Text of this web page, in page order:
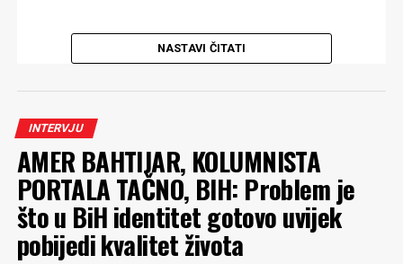
MONITOR:Zbog gradnje hotelskog kompleksa
kompanije Carine u Baošićima podnijeli ste krivičnu
RADULOVIĆ: Suština prijave prevazilazi ovaj
građevinski projekat. Jasno je da su Crnoj Gori potrebne
investicije, ali je ozbiljan problem što se one u velikom
broju slučajeva sprovode uz kršenje zakona koje ukazuje
NASTAVI ČITATI
INTERVJU
AMER BAHTIJAR, KOLUMNISTA
PORTALA TAČNO, BIH: Problem je
što u BiH identitet gotovo uvijek
pobijedi kvalitet života